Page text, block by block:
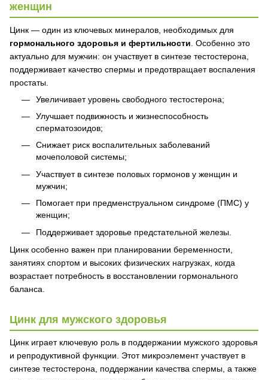
женщин
Цинк — один из ключевых минералов, необходимых для
гормонального здоровья и фертильности . Особенно это
актуально для мужчин: он участвует в синтезе тестостерона,
поддерживает качество спермы и предотвращает воспаления
простаты.
Увеличивает уровень свободного тестостерона;
Улучшает подвижность и жизнеспособность
сперматозоидов;
Снижает риск воспалительных заболеваний
мочеполовой системы;
Участвует в синтезе половых гормонов у женщин и
мужчин;
Помогает при предменструальном синдроме (ПМС) у
женщин;
Поддерживает здоровье предстательной железы.
Цинк особенно важен при планировании беременности,
занятиях спортом и высоких физических нагрузках, когда
возрастает потребность в восстановлении гормонального
баланса.
Цинк для мужского здоровья
Цинк играет ключевую роль в поддержании мужского здоровья
и репродуктивной функции. Этот микроэлемент участвует в
синтезе тестостерона, поддержании качества спермы, а также